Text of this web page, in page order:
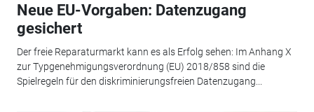
Neue EU-Vorgaben: Datenzugang
gesichert
Der freie Reparaturmarkt kann es als Erfolg sehen: Im Anhang X
zur Typgenehmigungsverordnung (EU) 2018/858 sind die
Spielregeln für den diskriminierungsfreien Datenzugang...